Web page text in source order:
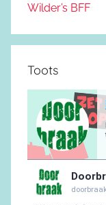
Wilder’s BFF
Toots